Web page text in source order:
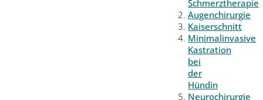
Schmerztherapie
Augenchirurgie
Kaiserschnitt
Minimalinvasive
Kastration
bei
der
Hündin
Neurochirurgie